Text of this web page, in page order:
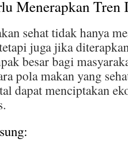
Menerapkan
sehat tidak hanya
juga jika
besar bagi
pola makan yang
dapat menciptakan